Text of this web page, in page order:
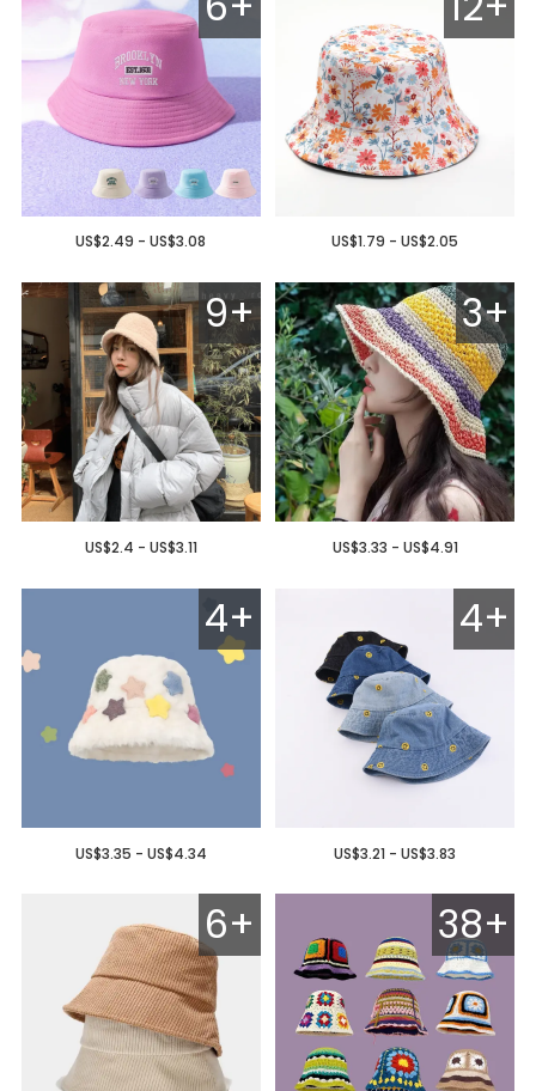
US$1.79 - US$2.05
US$2.49 - US$3.08
3+
US$3.33 - US$4.91
9+
US$2.4 - US$3.11
4+
US$3.21 - US$3.83
4+
US$3.35 - US$4.34
38+
6+